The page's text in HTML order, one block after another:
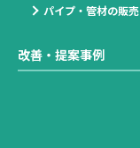
パイプ・管材の販売
改善・提案事例